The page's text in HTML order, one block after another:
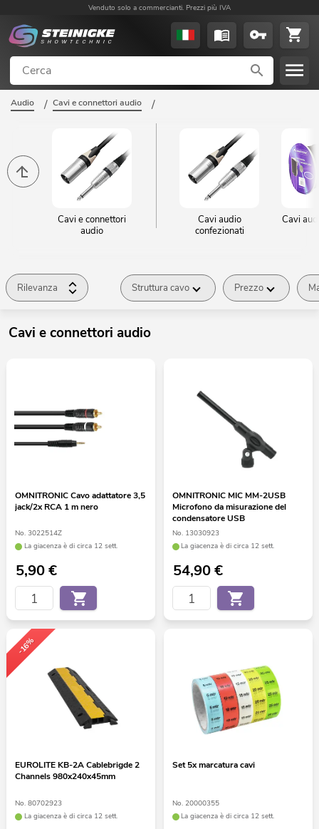
Venduto solo a commercianti. Prezzi più IVA
Audio / Cavi e connettori audio /
Cavi e connettori
audio
Cavi audio
confezionati
Cavi
Rilevanza Struttura cavo Prezzo
Cavi e connettori audio
OMNITRONIC Cavo adattatore 3,5
jack/2x RCA 1 m nero
No. 3022514Z
La giacenza è di circa 12 sett.
5,90€
OMNITRONIC MIC MM-2USB
Microfono da misurazione del
condensatore USB
No. 13030923
La giacenza è di circa 12 sett.
54,90€
-16%
EUROLITE KB-2A Cablebrigde 2
Channels 980x240x45mm
No. 80702923
La giacenza è di circa 12 sett.
Set 5x marcatura cavi
No. 20000355
La giacenza è di circa 12 sett.